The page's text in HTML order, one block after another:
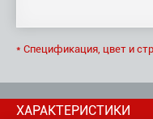
* Спецификация, цвет и
ХАРАКТЕРИСТИКИ